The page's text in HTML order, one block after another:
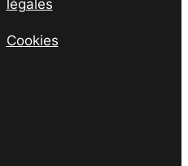
légales
Cookies